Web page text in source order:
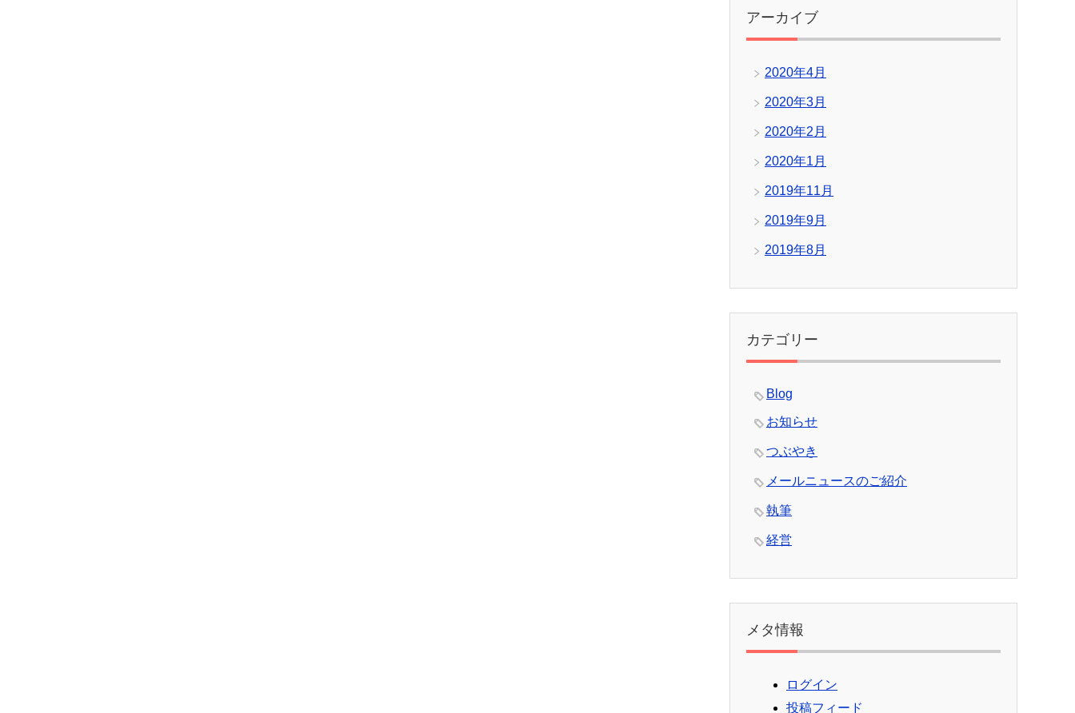
アーカイブ
2020年4月
2020年3月
2020年2月
2020年1月
2019年11月
2019年9月
2019年8月
カテゴリー
Blog
お知らせ
つぶやき
メールニュースのご紹介
執筆
経営
メタ情報
ログイン
投稿フィード